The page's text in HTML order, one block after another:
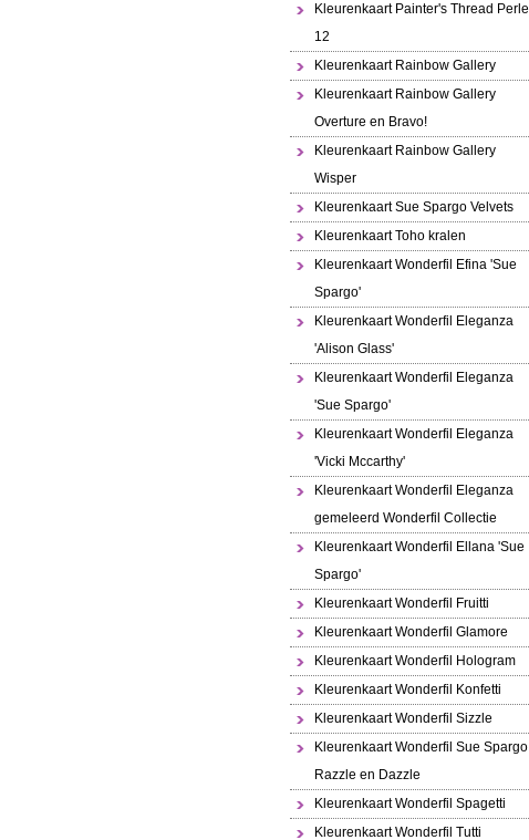
Kleurenkaart Painter's Thread Perle
12
Kleurenkaart Rainbow Gallery
Kleurenkaart Rainbow Gallery
Overture en Bravo!
Kleurenkaart Rainbow Gallery
Wisper
Kleurenkaart Sue Spargo Velvets
Kleurenkaart Toho kralen
Kleurenkaart Wonderfil Efina 'Sue
Spargo'
Kleurenkaart Wonderfil Eleganza
'Alison Glass'
Kleurenkaart Wonderfil Eleganza
'Sue Spargo'
Kleurenkaart Wonderfil Eleganza
'Vicki Mccarthy'
Kleurenkaart Wonderfil Eleganza
gemeleerd Wonderfil Collectie
Kleurenkaart Wonderfil Ellana 'Sue
Spargo'
Kleurenkaart Wonderfil Fruitti
Kleurenkaart Wonderfil Glamore
Kleurenkaart Wonderfil Hologram
Kleurenkaart Wonderfil Konfetti
Kleurenkaart Wonderfil Sizzle
Kleurenkaart Wonderfil Sue Spargo
Razzle en Dazzle
Kleurenkaart Wonderfil Spagetti
Kleurenkaart Wonderfil Tutti